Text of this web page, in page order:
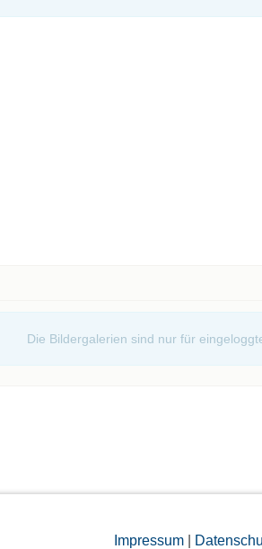
Impressum|
Die Bildergalerien sind nur für